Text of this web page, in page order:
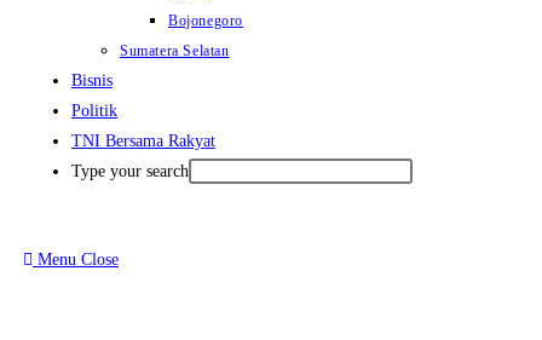
Bojonegoro
Sumatera Selatan
Bisnis
Politik
TNI Bersama Rakyat
Type your search
Menu Close